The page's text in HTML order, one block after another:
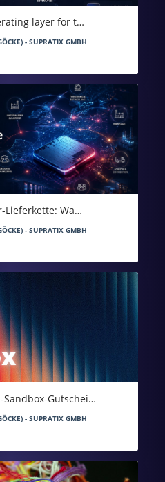
layer for t…
- SUPRATIX GMBH
Lieferkette: Wa…
- SUPRATIX GMBH
Sandbox-Gutschei…
- SUPRATIX GMBH